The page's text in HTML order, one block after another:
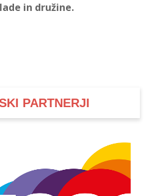
in družine.
PARTNERJI